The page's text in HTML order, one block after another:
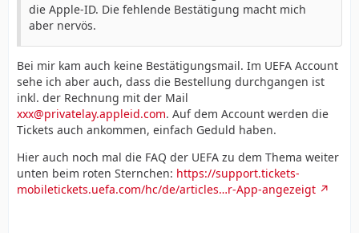
die Apple-ID. Die fehlende Bestätigung macht mich
aber nervös.
Bei mir kam auch keine Bestätigungsmail. Im UEFA Account
sehe ich aber auch, dass die Bestellung durchgangen ist
inkl. der Rechnung mit der Mail
xxx@privatelay.appleid.com. Auf dem Account werden die
Tickets auch ankommen, einfach Geduld haben.
Hier auch noch mal die FAQ der UEFA zu dem Thema weiter
unten beim roten Sternchen: https://support.tickets-
mobiletickets.uefa.com/hc/de/articles…r-App-angezeigt